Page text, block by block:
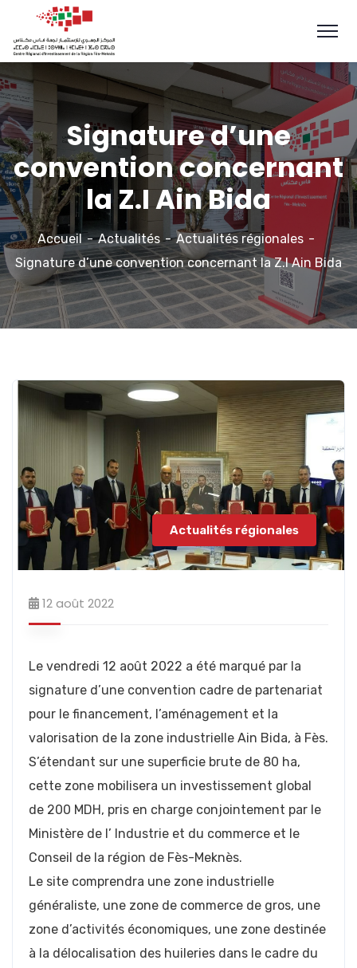
Signature d’une
convention concernant
la Z.I Ain Bida
Accueil Actualités
Actualités régionales
Signature d’une convention concernant la Z.I Ain Bida
Actualités régionales
12 août 2022
Le vendredi 12 août 2022 a été marqué par la
signature d’une convention cadre de partenariat
pour le financement, l’aménagement et la
valorisation de la zone industrielle Ain Bida, à Fès.
S’étendant sur une superficie brute de 80 ha,
cette zone mobilisera un investissement global
de 200 MDH, pris en charge conjointement par le
Ministère de l’ Industrie et du commerce et le
Conseil de la région de Fès-Meknès.
Le site comprendra une zone industrielle
généraliste, une zone de commerce de gros, une
zone d’activités économiques, une zone destinée
à la délocalisation des huileries dans le cadre du